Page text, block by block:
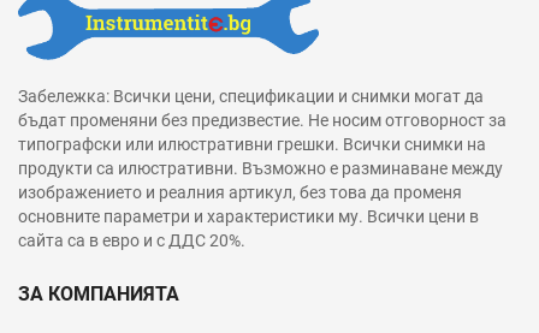
Забележка: Всички цени, спецификации и снимки могат да
бъдат променяни без предизвестие. Не носим отговорност за
типографски или илюстративни грешки. Всички снимки на
продукти са илюстративни. Възможно е разминаване между
изображението и реалния артикул, без това да променя
основните параметри и характеристики му. Всички цени в
сайта са в евро и с ДДС 20%.
ЗА КОМПАНИЯТА